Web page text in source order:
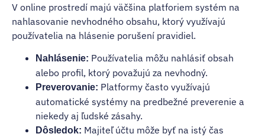
V online prostredí majú väčšina platforiem systém na
nahlasovanie nevhodného obsahu, ktorý využívajú
používatelia na hlásenie porušení pravidiel.
Nahlásenie: Používatelia môžu nahlásiť obsah
alebo profil, ktorý považujú za nevhodný.
Preverovanie: Platformy často využívajú
automatické systémy na predbežné preverenie a
niekedy aj ľudské zásahy.
Dôsledok: Majiteľ účtu môže byť na istý čas